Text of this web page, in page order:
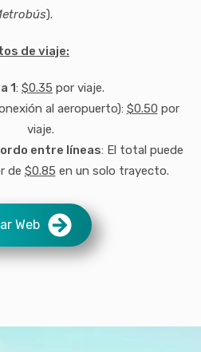
).
de viaje:
1: $0.35 por viaje.
al aeropuerto): $0.50 por
viaje.
entre líneas: El total puede
de $0.85 en un solo trayecto.
Web